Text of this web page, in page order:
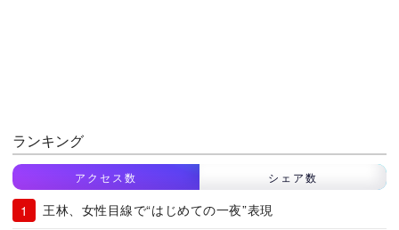
ランキング
アクセス数 シェア数
王林、女性目線で“はじめての一夜”表現